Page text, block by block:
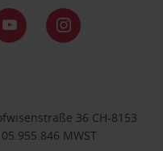
36 CH-8153
MWST